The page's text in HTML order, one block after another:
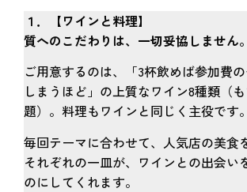
１．【ワインと料理】
質へのこだわりは、一切妥協しません。
ご用意するのは、「3杯飲めば参加費
しまうほど」の上質なワイン8種類（
題）。料理もワインと同じく主役です。
毎回テーマに合わせて、人気店の美食
それぞれの一皿が、ワインとの出会い
のにしてくれます。